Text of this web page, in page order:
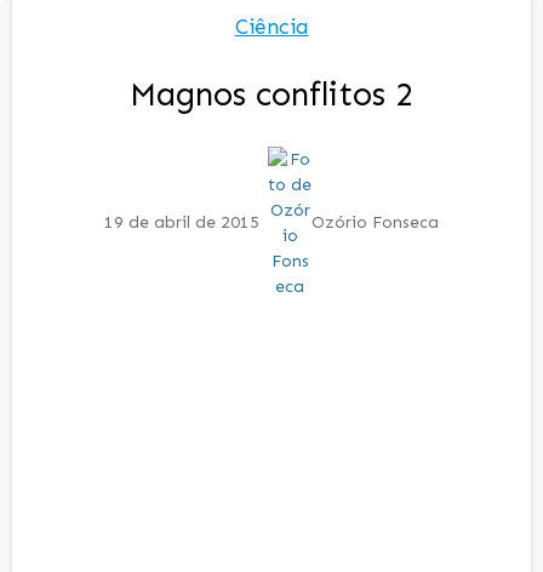
Ciência
Magnos conflitos 2
19 de abril de 2015 Ozório Fonseca